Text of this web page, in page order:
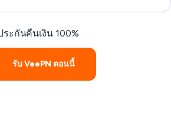
ระกันคืนเงิน 100%
รับ VeePN ตอนนี้